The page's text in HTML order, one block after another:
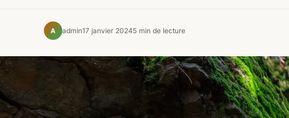
A admin17 janvier 20245 min de lecture